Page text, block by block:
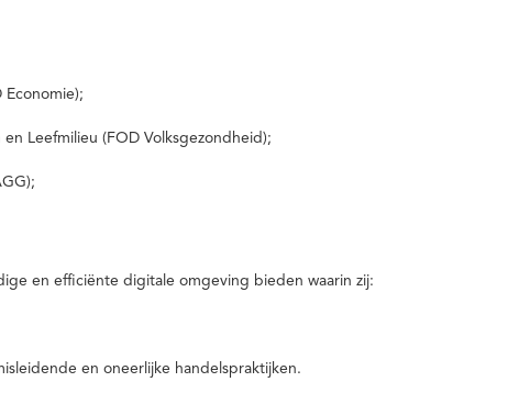
Leefmilieu (FOD Volksgezondheid);
en efficiënte digitale omgeving bieden waarin zij:
en oneerlijke handelspraktijken.